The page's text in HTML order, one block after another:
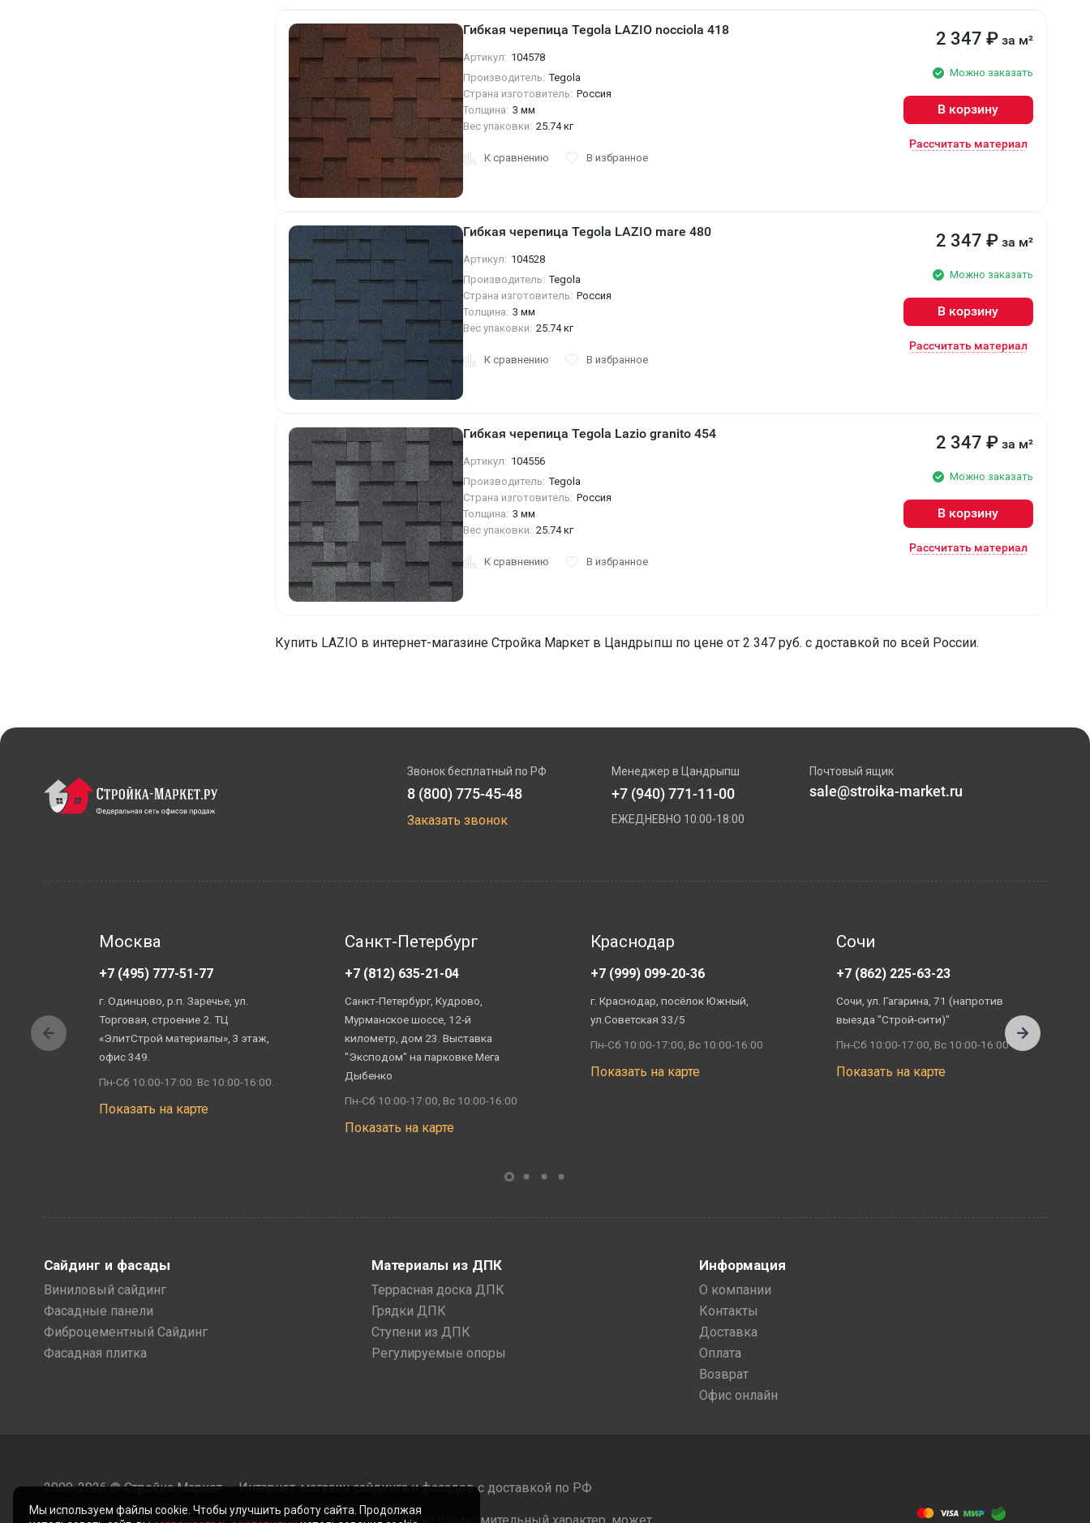
Гибкая черепица Tegola LAZIO nocciola 418
Артикул: 104578
Производитель: Tegola
Страна изготовитель: Россия
Толщина: 3 мм
Вес упаковки: 25.74 кг
К сравнению В избранное
2 347 ₽ за м²
Можно заказать
В корзину
Рассчитать материал
Гибкая черепица Tegola LAZIO mare 480
Артикул: 104528
Производитель: Tegola
Страна изготовитель: Россия
Толщина: 3 мм
Вес упаковки: 25.74 кг
К сравнению В избранное
2 347 ₽ за м²
Можно заказать
В корзину
Рассчитать материал
Гибкая черепица Tegola Lazio granito 454
Артикул: 104556
Производитель: Tegola
Страна изготовитель: Россия
Толщина: 3 мм
Вес упаковки: 25.74 кг
К сравнению В избранное
2 347 ₽ за м²
Можно заказать
В корзину
Рассчитать материал
Купить LAZIO в интернет-магазине Стройка Маркет в Цандрыпш по цене от 2 347 руб. с доставкой по всей России.
Звонок бесплатный по РФ
8 (800) 775-45-48
Заказать звонок
Менеджер в Цандрыпш
+7 (940) 771-11-00
ЕЖЕДНЕВНО 10:00-18:00
Почтовый ящик
sale@stroika-market.ru
Москва
+7 (495) 777-51-77
г. Одинцово, р.п. Заречье, ул.
Торговая, строение 2. ТЦ
«ЭлитСтрой материалы», 3 этаж,
офис 349.
Пн-Сб 10:00-17:00. Вс 10:00-16:00.
Показать на карте
Санкт-Петербург
+7 (812) 635-21-04
Санкт-Петербург, Кудрово,
Мурманское шоссе, 12-й
километр, дом 23. Выставка
"Эксподом" на парковке Мега
Дыбенко
Пн-Сб 10:00-17:00, Вс 10:00-16:00
Показать на карте
Краснодар
+7 (999) 099-20-36
г. Краснодар, посёлок Южный,
ул.Советская 33/5
Пн-Сб 10:00-17:00, Вс 10:00-16:00
Показать на карте
Сочи
+7 (862) 225-63-23
Сочи, ул. Гагарина, 71 (напротив
выезда "Строй-сити)"
Пн-Сб 10:00-17:00, Вс 10:00-16:00
Показать на карте
Сайдинг и фасады
Виниловый сайдинг
Фасадные панели
Фиброцементный Сайдинг
Фасадная плитка
Материалы из ДПК
Террасная доска ДПК
Грядки ДПК
Ступени из ДПК
Регулируемые опоры
Информация
О компании
Контакты
Доставка
Оплата
Возврат
Офис онлайн
2009-2026 © Стройка Маркет — Интернет-магазин сайдинга и фасадов с доставкой по РФ
Мы используем файлы cookie. Чтобы улучшить работу сайта. Продолжая